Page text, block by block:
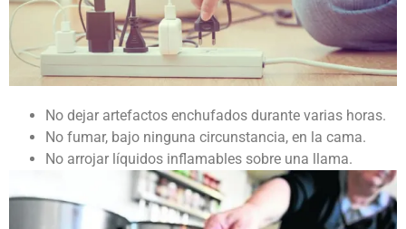
No dejar artefactos enchufados durante varias horas.
No fumar, bajo ninguna circunstancia, en la cama.
No arrojar líquidos inflamables sobre una llama.